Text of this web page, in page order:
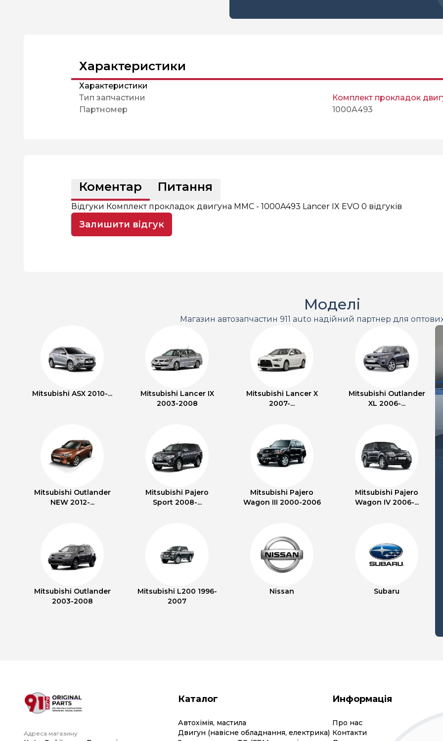
Характеристики
Характеристики
Тип запчастини
Комплект прокладок
Партномер
1000A493
Коментар Питання
Відгуки Комплект прокладок двигуна MMC - 1000A493 Lancer IX EVO 0 відгуків
Залишити відгук
Моделі
Магазин автозапчастин 911 auto надійний партнер для
Mitsubishi ASX 2010-...
Mitsubishi Lancer IX
2003-2008
Mitsubishi Lancer X
2007-...
Mitsubishi Outlander
XL 2006-...
Mitsubishi Outlander
NEW 2012-...
Mitsubishi Pajero
Sport 2008-...
Mitsubishi Pajero
Wagon III 2000-2006
Mitsubishi Pajero
Wagon IV 2006-...
Mitsubishi Outlander
2003-2008
Mitsubishi L200 1996-
2007
Nissan Subaru
Адреса магазину
Каталог
Автохімія, мастила
Двигун (навісне обладнання, електрика)
Информація
Про нас
Контакти